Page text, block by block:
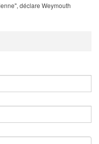
déclare Weymouth